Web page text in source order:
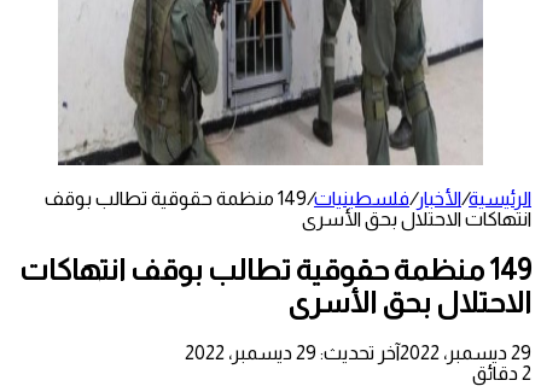
الرئيسية/الأخبار/فلسطينيات/
149 منظمة حقوقية تطالب بوقف
انتهاكات الاحتلال بحق الأسرى
149 منظمة حقوقية تطالب بوقف انتهاكات
الاحتلال بحق الأسرى
29 ديسمبر، 2022
آخر تحديث: 29 ديسمبر، 2022
2 دقائق